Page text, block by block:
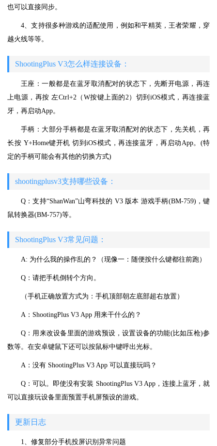
也可以直接同步。
4、支持很多种游戏的适配使用，例如和平精英，王者荣耀，穿
越火线等等。
ShootingPlus V3怎么样连接设备：
王座：一般都是在蓝牙取消配对的状态下，先断开电源，再连
上电源，再按 左Ctrl+2（W按键上面的2）切到iOS模式，再连接蓝
牙，再启动App。
手柄：大部分手柄都是在蓝牙取消配对的状态下，先关机，再
长按 Y+Home键开机 切到iOS模式，再连接蓝牙，再启动App。(特
定的手柄可能会有其他的切换方式)
shootingplusv3支持哪些设备：
Q：支持“ShanWan”山弯科技的 V3 版本 游戏手柄(BM-759)，键
鼠转换器(BM-757)等。
ShootingPlus V3常见问题：
A: 为什么我的操作乱的？（现像一：随便按什么键都往前跑）
Q：请把手机倒转个方向。
（手机正确放置方式为：手机顶部朝左底部超右放置）
A：ShootingPlus V3 App 用来干什么的？
Q：用来改设备里面的游戏预设，设置设备的功能(比如压枪)参
数等。在安卓键鼠下还可以按鼠标中键呼出光标。
A：没有 ShootingPlus V3 App 可以直接玩吗？
Q：可以。即使没有安装 ShootingPlus V3 App，连接上蓝牙，就
可以直接玩设备里面预置手机屏预设的游戏。
更新日志
1、修复部分手机投屏识别异常问题